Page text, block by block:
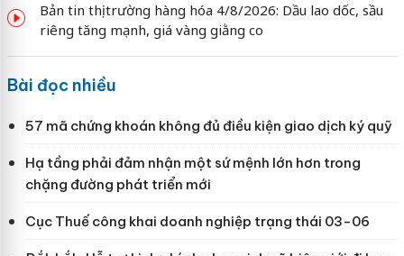
Bản tin thị trường hàng hóa 4/8/2026: Dầu lao dốc, sầu
riêng tăng mạnh, giá vàng giằng co
Bài đọc nhiều
57 mã chứng khoán không đủ điều kiện giao dịch ký quỹ
Hạ tầng phải đảm nhận một sứ mệnh lớn hơn trong
chặng đường phát triển mới
Cục Thuế công khai doanh nghiệp trạng thái 03-06